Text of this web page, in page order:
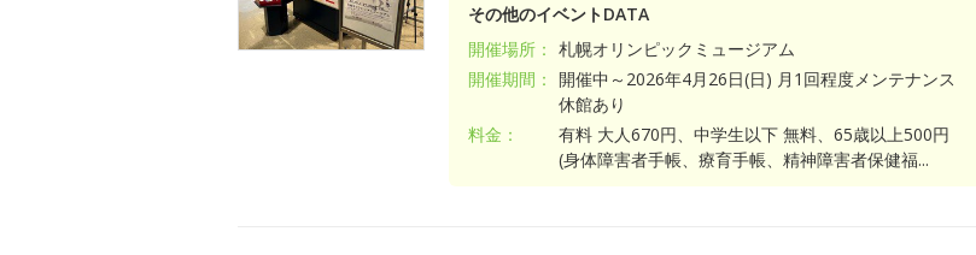
その他のイベントDATA
開催場所： 札幌オリンピックミュージアム
開催期間：
開催中～2026年4月26日(日) 月1回程度メンテナンス
休館あり
料金：
有料 大人670円、中学生以下 無料、65歳以上500円
(身体障害者手帳、療育手帳、精神障害者保健福...